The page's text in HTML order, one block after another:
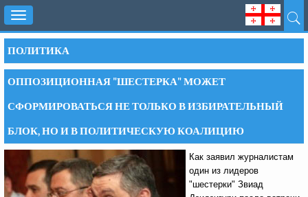
Toggle
navigation
ПОЛИТИКА
ОППОЗИЦИОННАЯ "ШЕСТЕРКА" МОЖЕТ
СФОРМИРОВАТЬСЯ НЕ ТОЛЬКО В ИЗБИРАТЕЛЬНЫЙ
БЛОК, НО И В ПОЛИТИЧЕСКУЮ КОАЛИЦИЮ
Как заявил журналистам
один из лидеров
"шестерки" Звиад